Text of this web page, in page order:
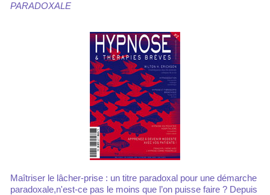
PARADOXALE
Maîtriser le lâcher-prise : un titre paradoxal pour une démarche
paradoxale,n'est-ce pas le moins que l’on puisse faire ? Depuis